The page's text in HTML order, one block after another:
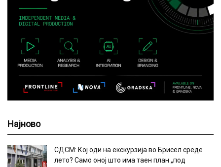
Најново
СДСМ: Кој оди на екскурзија во Брисел среде
лето? Само оној што има таен план „под